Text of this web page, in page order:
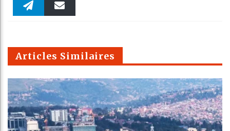
Faceboo Twitter
m
Articles Similaires